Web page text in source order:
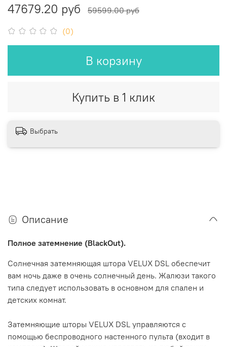
(0)
47679.20 руб 59599.00 руб
В корзину
Купить в 1 клик
Выбрать
Описание
Полное затемнение (BlackOut).
Солнечная затемняющая штора VELUX DSL обеспечит
вам ночь даже в очень солнечный день. Жалюзи такого
типа следует использовать в основном для спален и
детских комнат.
Затемняющие шторы VELUX DSL управляются с
помощью беспроводного настенного пульта (входит в